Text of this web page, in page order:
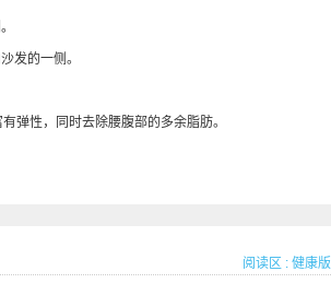
发的一侧。
性，同时去除腰腹部的多余脂肪。
阅读区 : 健康版